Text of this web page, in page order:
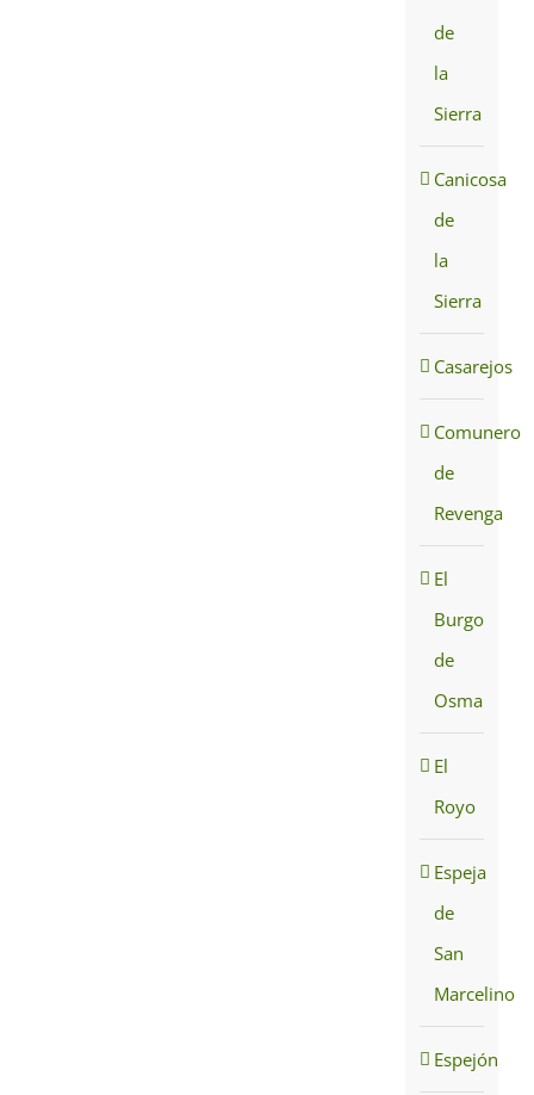
de
la
Sierra
Canicosa
de
la
Sierra
Casarejos
Comunero
de
Revenga
El
Burgo
de
Osma
El
Royo
Espeja
de
San
Marcelino
Espejón